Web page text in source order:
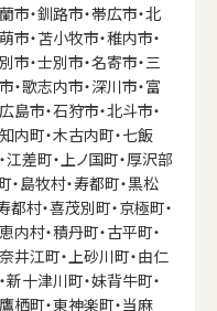
市・釧路市・帯広市・北
市・苫小牧市・稚内市・
市・士別市・名寄市・三
・歌志内市・深川市・富
島市・石狩市・北斗市・
内町・木古内町・七飯
江差町・上ノ国町・厚沢部
・島牧村・寿都町・黒松
都村・喜茂別町・京極町・
内村・積丹町・古平町・
井江町・上砂川町・由仁
新十津川町・妹背牛町・
栖町・東神楽町・当麻